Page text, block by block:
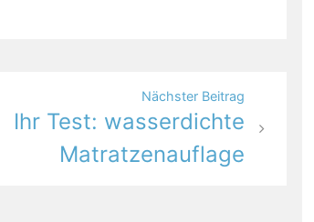
Nächster Beitrag
Ihr Test: wasserdichte
Matratzenauflage